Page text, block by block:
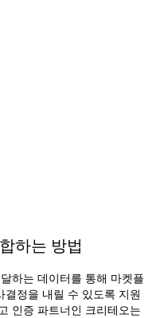
하는 방법
하는 데이터를 통해 마켓플
정을 내릴 수 있도록 지원
인증 파트너인 크리테오는